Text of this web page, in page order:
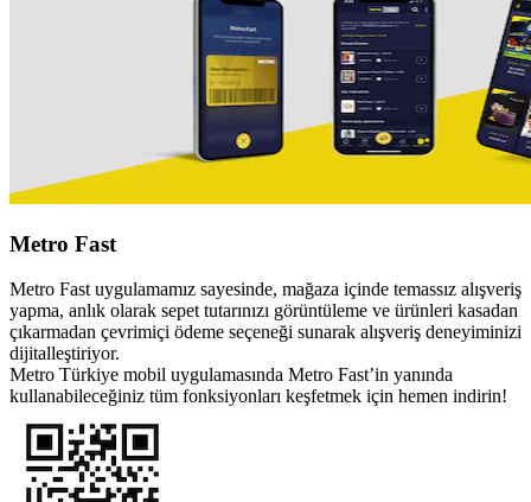
Metro Fast
Metro Fast uygulamamız sayesinde, mağaza içinde temassız alışveriş
yapma, anlık olarak sepet tutarınızı görüntüleme ve ürünleri kasadan
çıkarmadan çevrimiçi ödeme seçeneği sunarak alışveriş deneyiminizi
dijitalleştiriyor.
Metro Türkiye mobil uygulamasında Metro Fast’in yanında
kullanabileceğiniz tüm fonksiyonları keşfetmek için hemen indirin!